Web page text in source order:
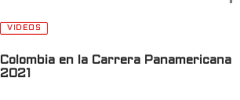
VIDEOS
Colombia en la Carrera Panamericana
2021